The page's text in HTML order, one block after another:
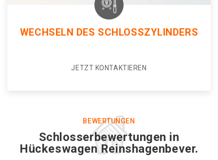
WECHSELN DES SCHLOSSZYLINDERS
JETZT KONTAKTIEREN
BEWERTUNGEN
Schlosserbewertungen in
Hückeswagen Reinshagenbever.